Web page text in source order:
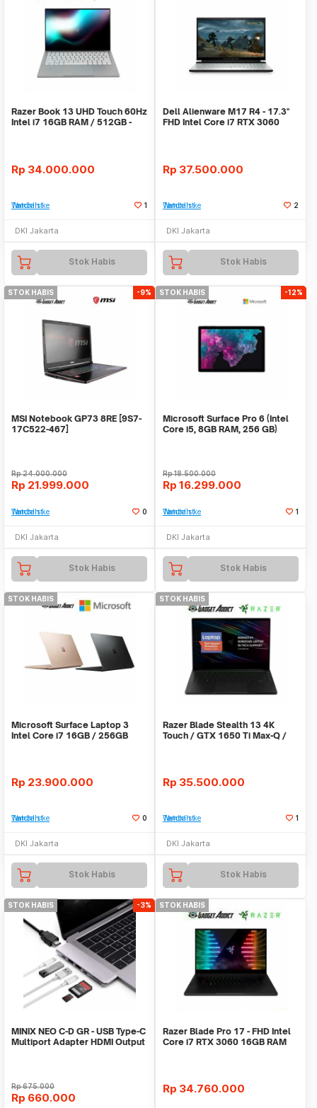
Razer Book 13 UHD Touch 60Hz
Intel i7 16GB RAM / 512GB -
Rp 34.000.000
Tambah ke Watchlist 1
DKI Jakarta
Stok Habis
Dell Alienware M17 R4 - 17.3''
FHD Intel Core i7 RTX 3060
Rp 37.500.000
Tambah ke Watchlist 2
DKI Jakarta
Stok Habis
STOK HABIS -9%
MSI Notebook GP73 8RE [9S7-
17C522-467]
Rp24.000.000
Rp 21.999.000
Tambah ke Watchlist 0
DKI Jakarta
Stok Habis
STOK HABIS -12%
Microsoft Surface Pro 6 (Intel
Core i5, 8GB RAM, 256 GB)
Rp18.500.000
Rp 16.299.000
Tambah ke Watchlist 1
DKI Jakarta
Stok Habis
STOK HABIS
Microsoft Surface Laptop 3
Intel Core i7 16GB / 256GB
Rp 23.900.000
Tambah ke Watchlist 0
DKI Jakarta
Stok Habis
STOK HABIS
Razer Blade Stealth 13 4K
Touch / GTX 1650 Ti Max-Q /
Rp 35.500.000
Tambah ke Watchlist 1
DKI Jakarta
Stok Habis
STOK HABIS -3%
MINIX NEO C-D GR - USB Type-C
Multiport Adapter HDMI Output
Rp675.000
Rp 660.000
STOK HABIS
Razer Blade Pro 17 - FHD Intel
Core i7 RTX 3060 16GB RAM
Rp 34.760.000